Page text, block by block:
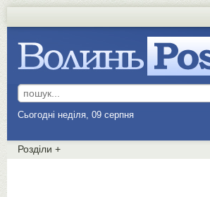
Сьогодні неділя, 09 серпня
Розділи +